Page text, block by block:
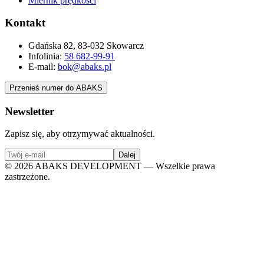
Kontakt
Gdańska 82, 83-032 Skowarcz
Infolinia: 58 682-99-91
E-mail: bok@abaks.pl
Przenieś numer do ABAKS
Newsletter
Zapisz się, aby otrzymywać aktualności.
Dalej
© 2026ABAKS DEVELOPMENT — Wszelkie prawa
zastrzeżone.